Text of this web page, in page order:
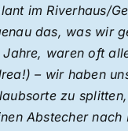
im Riverhaus/
das, was wir
waren oft
– wir haben
zu
Abstecher